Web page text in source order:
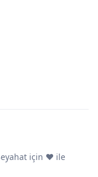
için ❤️ ile